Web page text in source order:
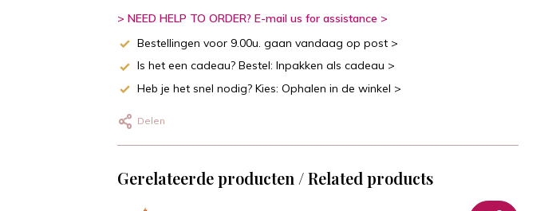
> NEED HELP TO ORDER? E-mail us for assistance >
Bestellingen voor 9.00u. gaan vandaag op post >
Is het een cadeau? Bestel: Inpakken als cadeau >
Heb je het snel nodig? Kies: Ophalen in de winkel >
Delen
Gerelateerde producten / Related products